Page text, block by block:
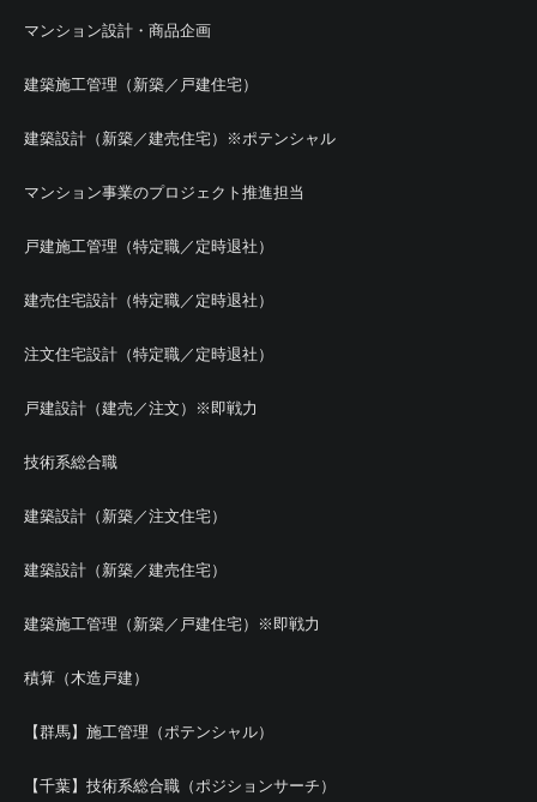
マンション設計・商品企画
建築施工管理（新築／戸建住宅）
建築設計（新築／建売住宅）※ポテンシャル
マンション事業のプロジェクト推進担当
戸建施工管理（特定職／定時退社）
建売住宅設計（特定職／定時退社）
注文住宅設計（特定職／定時退社）
戸建設計（建売／注文）※即戦力
技術系総合職
建築設計（新築／注文住宅）
建築設計（新築／建売住宅）
建築施工管理（新築／戸建住宅）※即戦力
積算（木造戸建）
【群馬】施工管理（ポテンシャル）
【千葉】技術系総合職（ポジションサーチ）